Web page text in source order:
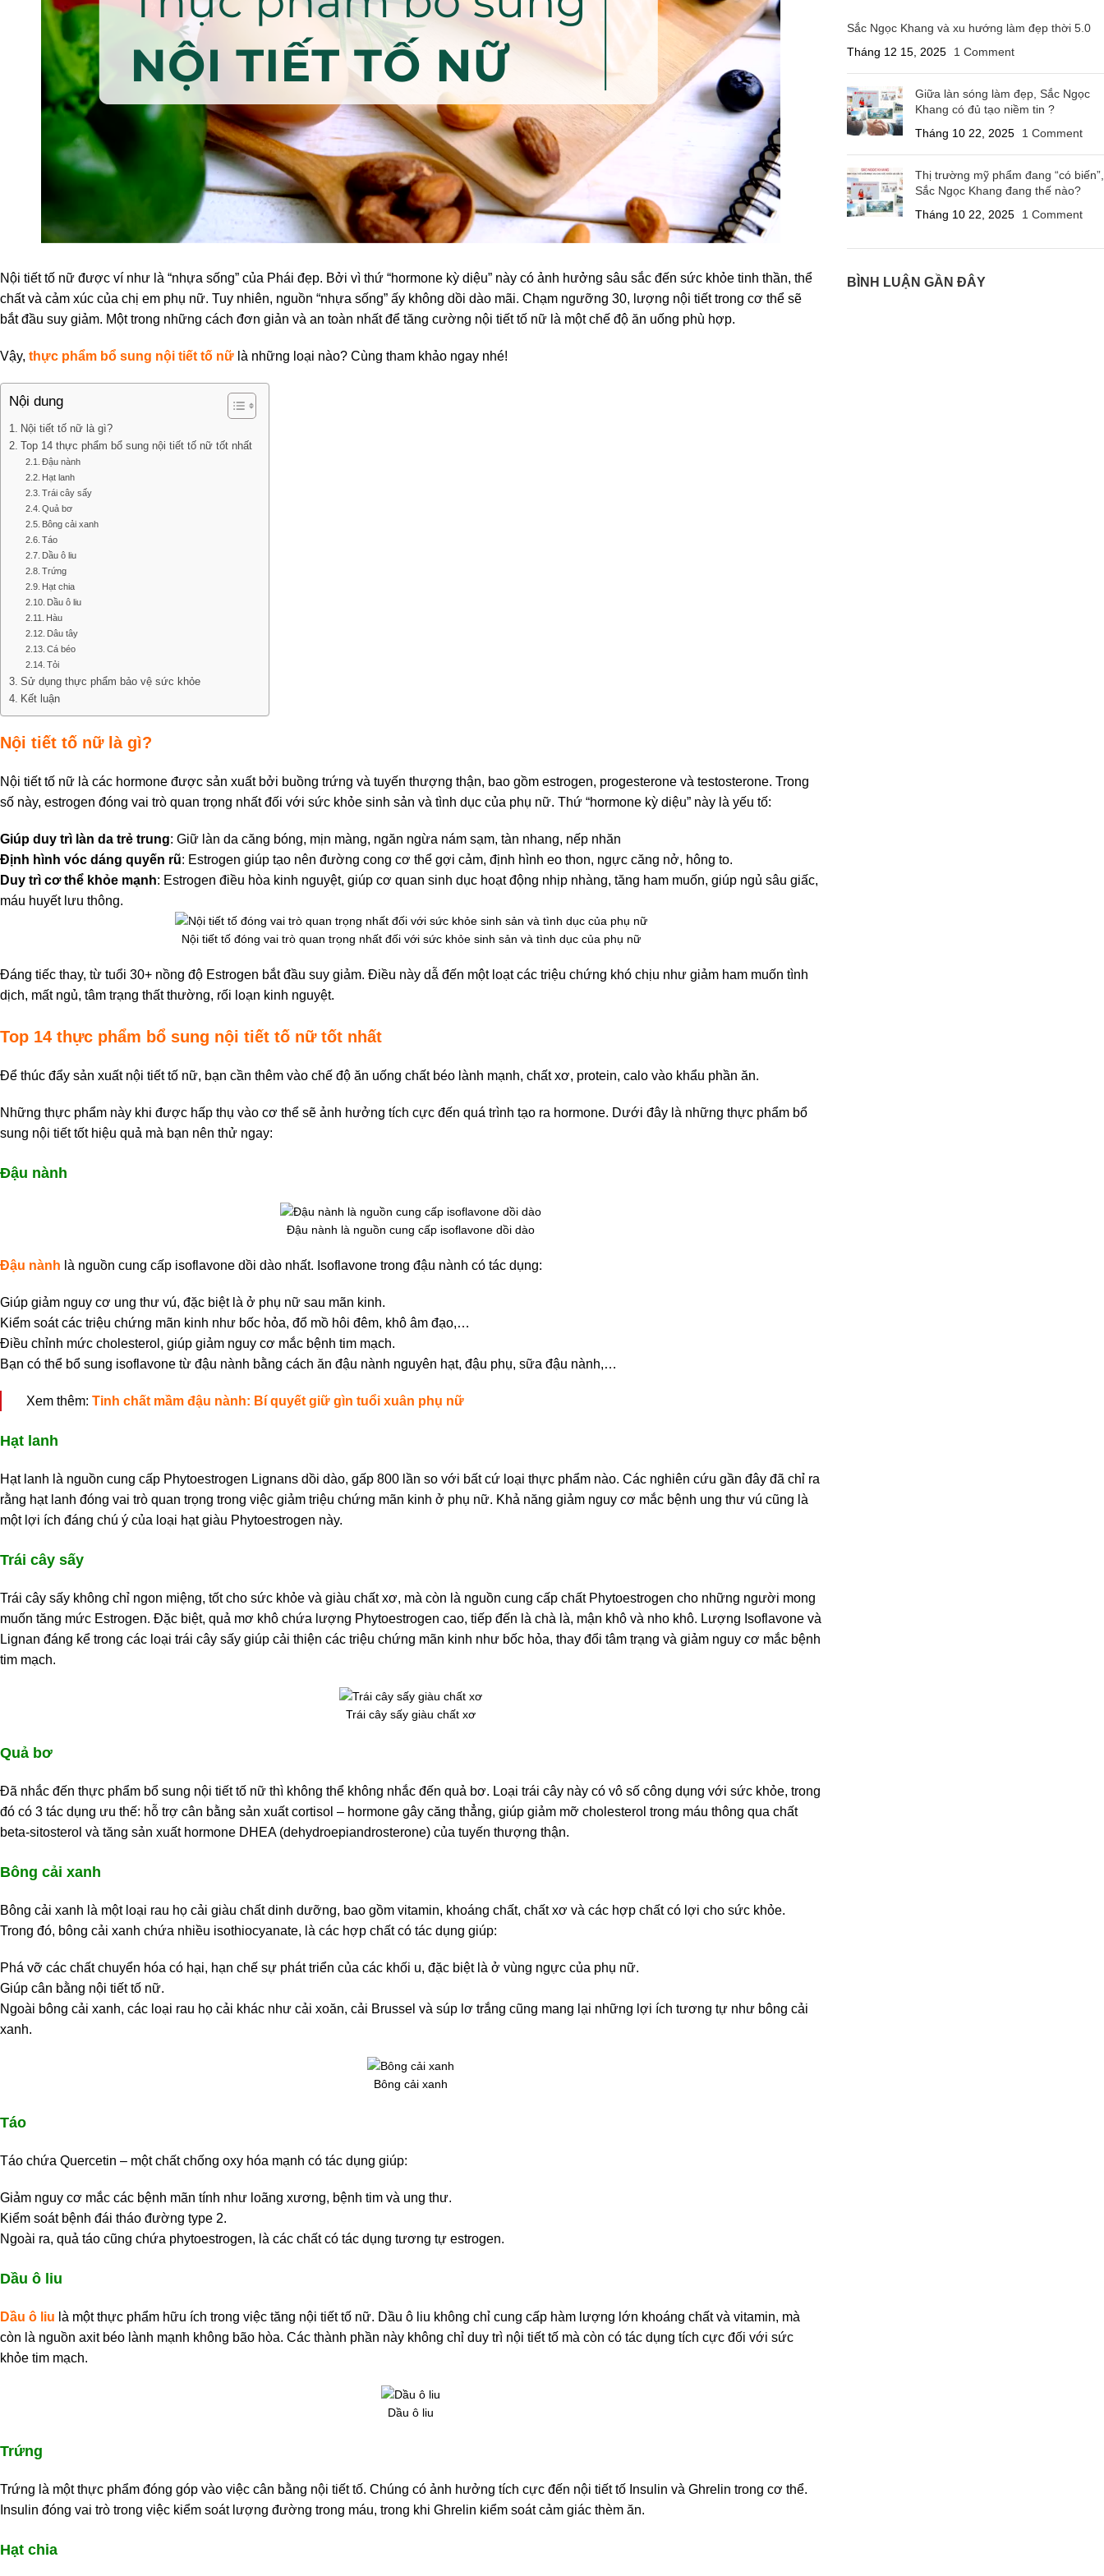
Nội tiết tố nữ được ví như là “nhựa sống” của Phái đẹp. Bởi vì thứ “hormone kỳ diệu” này có ảnh hưởng sâu sắc đến sức khỏe tinh thần, thể
chất và cảm xúc của chị em phụ nữ. Tuy nhiên, nguồn “nhựa sống” ấy không dồi dào mãi. Chạm ngưỡng 30, lượng nội tiết trong cơ thể sẽ
bắt đầu suy giảm. Một trong những cách đơn giản và an toàn nhất để tăng cường nội tiết tố nữ là một chế độ ăn uống phù hợp.
Vậy, thực phẩm bổ sung nội tiết tố nữ là những loại nào? Cùng tham khảo ngay nhé!
Nội dung
Nội tiết tố nữ là gì?
Top 14 thực phẩm bổ sung nội tiết tố nữ tốt nhất
Đậu nành
Hạt lanh
Trái cây sấy
Quả bơ
Bông cải xanh
Táo
Dầu ô liu
Trứng
Hạt chia
Dầu ô liu
Hàu
Dâu tây
Cá béo
Tỏi
Sử dụng thực phẩm bảo vệ sức khỏe
Kết luận
Nội tiết tố nữ là gì?
Nội tiết tố nữ là các hormone được sản xuất bởi buồng trứng và tuyến thượng thận, bao gồm estrogen, progesterone và testosterone. Trong
số này, estrogen đóng vai trò quan trọng nhất đối với sức khỏe sinh sản và tình dục của phụ nữ. Thứ “hormone kỳ diệu” này là yếu tố:
Giúp duy trì làn da trẻ trung: Giữ làn da căng bóng, mịn màng, ngăn ngừa nám sạm, tàn nhang, nếp nhăn
Định hình vóc dáng quyến rũ: Estrogen giúp tạo nên đường cong cơ thể gợi cảm, định hình eo thon, ngực căng nở, hông to.
Duy trì cơ thể khỏe mạnh: Estrogen điều hòa kinh nguyệt, giúp cơ quan sinh dục hoạt động nhịp nhàng, tăng ham muốn, giúp ngủ sâu giấc,
máu huyết lưu thông.
Nội tiết tố đóng vai trò quan trọng nhất đối với sức khỏe sinh sản và tình dục của phụ nữ
Đáng tiếc thay, từ tuổi 30+ nồng độ Estrogen bắt đầu suy giảm. Điều này dẫ đến một loạt các triệu chứng khó chịu như giảm ham muốn tình
dịch, mất ngủ, tâm trạng thất thường, rối loạn kinh nguyệt.
Top 14 thực phẩm bổ sung nội tiết tố nữ tốt nhất
Để thúc đẩy sản xuất nội tiết tố nữ, bạn cần thêm vào chế độ ăn uống chất béo lành mạnh, chất xơ, protein, calo vào khẩu phần ăn.
Những thực phẩm này khi được hấp thụ vào cơ thể sẽ ảnh hưởng tích cực đến quá trình tạo ra hormone. Dưới đây là những thực phẩm bổ
sung nội tiết tốt hiệu quả mà bạn nên thử ngay:
Đậu nành
Đậu nành là nguồn cung cấp isoflavone dồi dào
Đậu nành là nguồn cung cấp isoflavone dồi dào nhất. Isoflavone trong đậu nành có tác dụng:
Giúp giảm nguy cơ ung thư vú, đặc biệt là ở phụ nữ sau mãn kinh.
Kiểm soát các triệu chứng mãn kinh như bốc hỏa, đổ mồ hôi đêm, khô âm đạo,…
Điều chỉnh mức cholesterol, giúp giảm nguy cơ mắc bệnh tim mạch.
Bạn có thể bổ sung isoflavone từ đậu nành bằng cách ăn đậu nành nguyên hạt, đậu phụ, sữa đậu nành,…
Xem thêm: Tinh chất mầm đậu nành: Bí quyết giữ gìn tuổi xuân phụ nữ
Hạt lanh
Hạt lanh là nguồn cung cấp Phytoestrogen Lignans dồi dào, gấp 800 lần so với bất cứ loại thực phẩm nào. Các nghiên cứu gần đây đã chỉ ra
rằng hạt lanh đóng vai trò quan trọng trong việc giảm triệu chứng mãn kinh ở phụ nữ. Khả năng giảm nguy cơ mắc bệnh ung thư vú cũng là
một lợi ích đáng chú ý của loại hạt giàu Phytoestrogen này.
Trái cây sấy
Trái cây sấy không chỉ ngon miệng, tốt cho sức khỏe và giàu chất xơ, mà còn là nguồn cung cấp chất Phytoestrogen cho những người mong
muốn tăng mức Estrogen. Đặc biệt, quả mơ khô chứa lượng Phytoestrogen cao, tiếp đến là chà là, mận khô và nho khô. Lượng Isoflavone và
Lignan đáng kể trong các loại trái cây sấy giúp cải thiện các triệu chứng mãn kinh như bốc hỏa, thay đổi tâm trạng và giảm nguy cơ mắc bệnh
tim mạch.
Trái cây sấy giàu chất xơ
Quả bơ
Đã nhắc đến thực phẩm bổ sung nội tiết tố nữ thì không thể không nhắc đến quả bơ. Loại trái cây này có vô số công dụng với sức khỏe, trong
đó có 3 tác dụng ưu thế: hỗ trợ cân bằng sản xuất cortisol – hormone gây căng thẳng, giúp giảm mỡ cholesterol trong máu thông qua chất
beta-sitosterol và tăng sản xuất hormone DHEA (dehydroepiandrosterone) của tuyến thượng thận.
Bông cải xanh
Bông cải xanh là một loại rau họ cải giàu chất dinh dưỡng, bao gồm vitamin, khoáng chất, chất xơ và các hợp chất có lợi cho sức khỏe.
Trong đó, bông cải xanh chứa nhiều isothiocyanate, là các hợp chất có tác dụng giúp:
Phá vỡ các chất chuyển hóa có hại, hạn chế sự phát triển của các khối u, đặc biệt là ở vùng ngực của phụ nữ.
Giúp cân bằng nội tiết tố nữ.
Ngoài bông cải xanh, các loại rau họ cải khác như cải xoăn, cải Brussel và súp lơ trắng cũng mang lại những lợi ích tương tự như bông cải
xanh.
Bông cải xanh
Táo
Táo chứa Quercetin – một chất chống oxy hóa mạnh có tác dụng giúp:
Giảm nguy cơ mắc các bệnh mãn tính như loãng xương, bệnh tim và ung thư.
Kiểm soát bệnh đái tháo đường type 2.
Ngoài ra, quả táo cũng chứa phytoestrogen, là các chất có tác dụng tương tự estrogen.
Dầu ô liu
Dầu ô liu là một thực phẩm hữu ích trong việc tăng nội tiết tố nữ. Dầu ô liu không chỉ cung cấp hàm lượng lớn khoáng chất và vitamin, mà
còn là nguồn axit béo lành mạnh không bão hòa. Các thành phần này không chỉ duy trì nội tiết tố mà còn có tác dụng tích cực đối với sức
khỏe tim mạch.
Dầu ô liu
Trứng
Trứng là một thực phẩm đóng góp vào việc cân bằng nội tiết tố. Chúng có ảnh hưởng tích cực đến nội tiết tố Insulin và Ghrelin trong cơ thể.
Insulin đóng vai trò trong việc kiểm soát lượng đường trong máu, trong khi Ghrelin kiểm soát cảm giác thèm ăn.
Hạt chia
Sắc Ngọc Khang và xu hướng làm đẹp thời 5.0
Tháng 12 15, 2025
1 Comment
Giữa làn sóng làm đẹp, Sắc Ngọc
Khang có đủ tạo niềm tin ?
Tháng 10 22, 2025
1 Comment
Thị trường mỹ phẩm đang “có biến”,
Sắc Ngọc Khang đang thế nào?
Tháng 10 22, 2025
1 Comment
BÌNH LUẬN GẦN ĐÂY